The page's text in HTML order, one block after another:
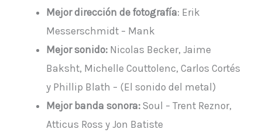
Mejor dirección de fotografía: Erik
Messerschmidt – Mank
Mejor sonido:Nicolas Becker, Jaime
Baksht, Michelle Couttolenc, Carlos Cortés
y Phillip Blath – (El sonido del metal)
Mejor banda sonora:Soul – Trent Reznor,
Atticus Ross y Jon Batiste